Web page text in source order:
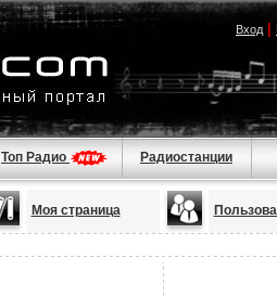
Вход|
Топ Радио Радиостанции
Моя страница